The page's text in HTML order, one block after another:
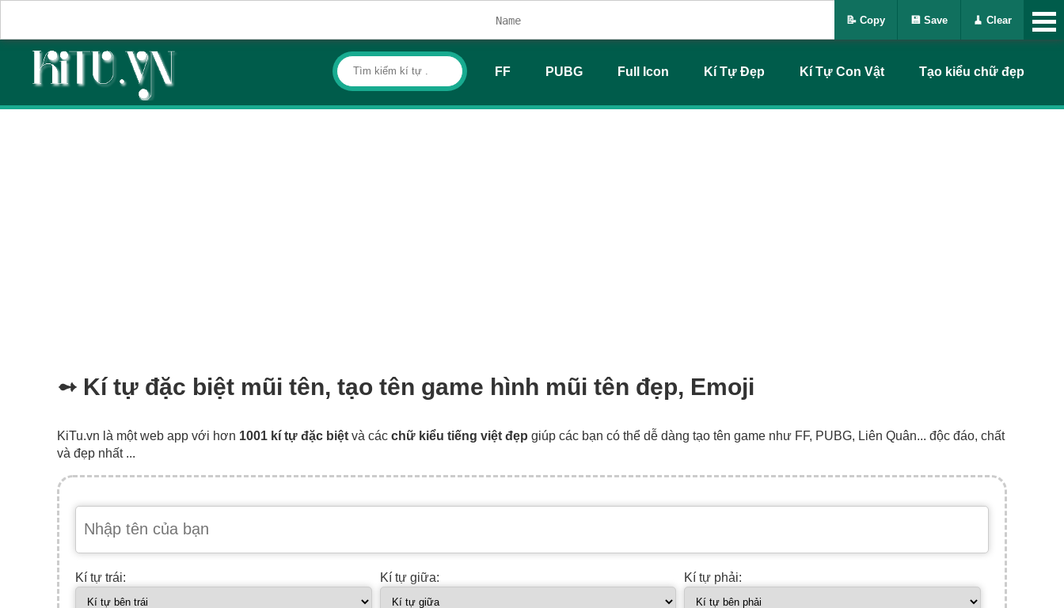
FF PUBG Full Icon Kí Tự Đẹp Kí Tự Con Vật Tạo kiểu chữ đẹp
➻ Kí tự đặc biệt mũi tên, tạo tên game hình mũi tên đẹp, Emoji
KiTu.vn là một web app với hơn 1001 kí tự đặc biệt và các chữ kiểu tiếng việt đẹp giúp các bạn có thể dễ dàng tạo tên game như FF, PUBG, Liên Quân... độc đáo, chất
và đẹp nhất ...
Kí tự trái: Kí tự giữa: Kí tự phải:
📝 Copy 💾 Save 🧹 Clear